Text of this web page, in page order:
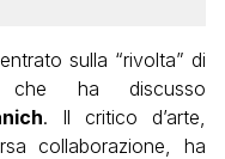
sulla “rivolta” di
ha discusso
. Il critico d’arte,
collaborazione, ha